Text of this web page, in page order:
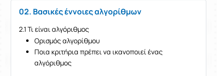
02. Βασικές έννοιες αλγορίθμων
2.1 Τι είναι αλγόριθμος
Ορισμός αλγορίθμου
Ποια κριτήρια πρέπει να ικανοποιεί ένας
αλγόριθμος